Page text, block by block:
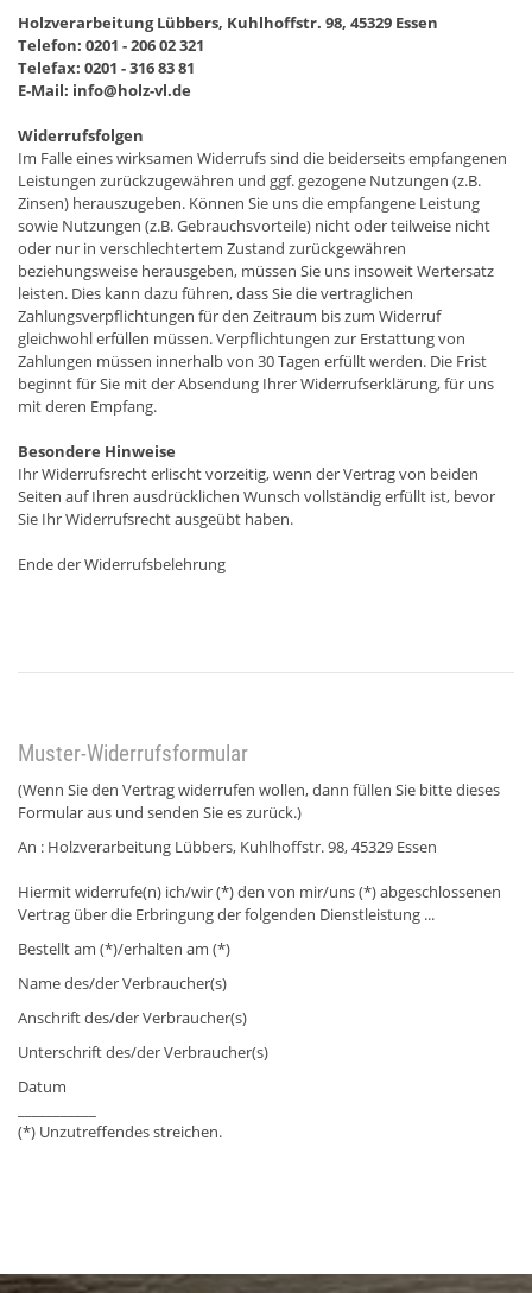
Holzverarbeitung Lübbers, Kuhlhoffstr. 98, 45329 Essen
Telefon: 0201 - 206 02 321
Telefax: 0201 - 316 83 81
E-Mail: info@holz-vl.de
Widerrufsfolgen
Im Falle eines wirksamen Widerrufs sind die beiderseits empfangenen
Leistungen zurückzugewähren und ggf. gezogene Nutzungen (z.B.
Zinsen) herauszugeben. Können Sie uns die empfangene Leistung
sowie Nutzungen (z.B. Gebrauchsvorteile) nicht oder teilweise nicht
oder nur in verschlechtertem Zustand zurückgewähren
beziehungsweise herausgeben, müssen Sie uns insoweit Wertersatz
leisten. Dies kann dazu führen, dass Sie die vertraglichen
Zahlungsverpflichtungen für den Zeitraum bis zum Widerruf
gleichwohl erfüllen müssen. Verpflichtungen zur Erstattung von
Zahlungen müssen innerhalb von 30 Tagen erfüllt werden. Die Frist
beginnt für Sie mit der Absendung Ihrer Widerrufserklärung, für uns
mit deren Empfang.
Besondere Hinweise
Ihr Widerrufsrecht erlischt vorzeitig, wenn der Vertrag von beiden
Seiten auf Ihren ausdrücklichen Wunsch vollständig erfüllt ist, bevor
Sie Ihr Widerrufsrecht ausgeübt haben.
Ende der Widerrufsbelehrung
Muster-Widerrufsformular
(Wenn Sie den Vertrag widerrufen wollen, dann füllen Sie bitte dieses
Formular aus und senden Sie es zurück.)
An : Holzverarbeitung Lübbers, Kuhlhoffstr. 98, 45329 Essen
Hiermit widerrufe(n) ich/wir (*) den von mir/uns (*) abgeschlossenen
Vertrag über die Erbringung der folgenden Dienstleistung ...
Bestellt am (*)/erhalten am (*)
Name des/der Verbraucher(s)
Anschrift des/der Verbraucher(s)
Unterschrift des/der Verbraucher(s)
Datum
(*) Unzutreffendes streichen.